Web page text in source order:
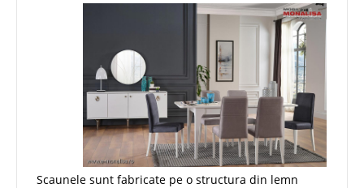
Scaunele sunt fabricate pe o structura din lemn